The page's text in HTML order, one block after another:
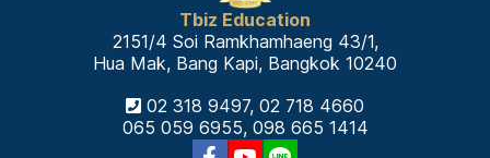
Tbiz Education
2151/4 Soi Ramkhamhaeng 43/1,
Hua Mak, Bang Kapi, Bangkok 10240
02 318 9497, 02 718 4660
065 059 6955, 098 665 1414